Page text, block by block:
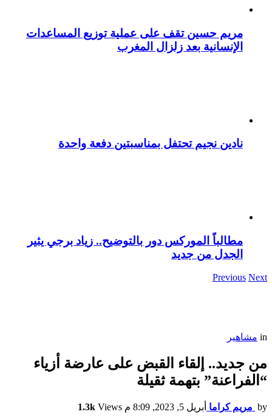
مريم حسين تقف على عملية توزيع المساعدات
الإنسانية بعد زلزال المغرب
نادين نجيم تحتفل بمناسبتين دفعة واحدة
مطالباً الموركس دور بالتوضيح.. زياد برجي يثير
الجدل من جديد
Previous Next
in مشاهير
من جديد.. إلقاء القبض على عارضة أزياء
“الفراعنة” بتهمة ثقيلة
by مريم كراما أبريل 5, 2023, 8:09 م 1.3k Views